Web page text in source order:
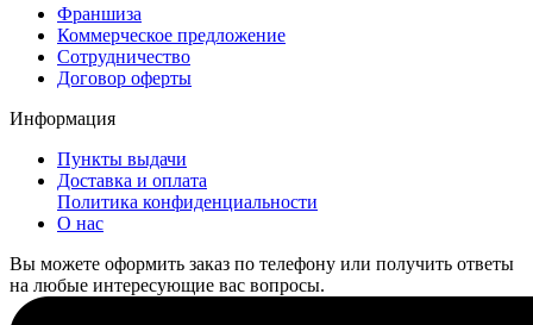
Франшиза
Коммерческое предложение
Сотрудничество
Договор оферты
Информация
Пункты выдачи
Доставка и оплата
Политика конфиденциальности
О нас
Вы можете оформить заказ по телефону или получить ответы
на любые интересующие вас вопросы.